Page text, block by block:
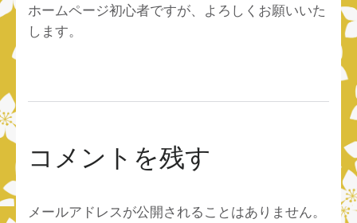
ホームページ初心者ですが、よろしくお願いいた
します。
コメントを残す
メールアドレスが公開されることはありません。